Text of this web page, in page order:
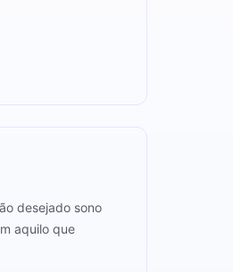
desejado sono
aquilo que